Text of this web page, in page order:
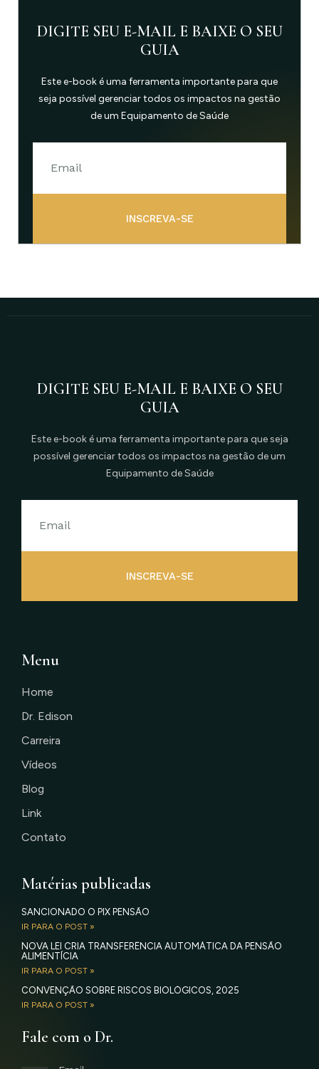
DIGITE SEU E-MAIL E BAIXE O SEU
GUIA
Este e-book é uma ferramenta importante para que
seja possível gerenciar todos os impactos na gestão
de um Equipamento de Saúde
INSCREVA-SE
DIGITE SEU E-MAIL E BAIXE O SEU
GUIA
Este e-book é uma ferramenta importante para que seja
possível gerenciar todos os impactos na gestão de um
Equipamento de Saúde
INSCREVA-SE
Menu
Home
Dr. Edison
Carreira
Vídeos
Blog
Link
Contato
Matérias publicadas
SANCIONADO O PIX PENSÃO
IR PARA O POST »
NOVA LEI CRIA TRANSFERÊNCIA AUTOMÁTICA DA PENSÃO
ALIMENTÍCIA
IR PARA O POST »
CONVENÇÃO SOBRE RISCOS BIOLÓGICOS, 2025
IR PARA O POST »
Fale com o Dr.